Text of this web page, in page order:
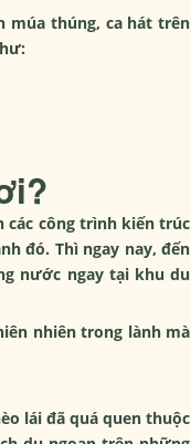
múa thúng, ca hát trên
các công trình kiến trúc
đó. Thì ngay nay, đến
nước ngay tại khu du
nhiên trong lành mà
lái đã quá quen thuộc